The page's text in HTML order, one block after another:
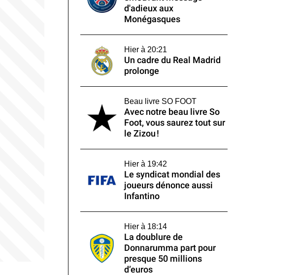
d'adieux aux
Monégasques
Hier à 20:21
Un cadre du Real Madrid
prolonge
Beau livre SO FOOT
Avec notre beau livre So
Foot, vous saurez tout sur
le Zizou !
Hier à 19:42
Le syndicat mondial des
joueurs dénonce aussi
Infantino
Hier à 18:14
La doublure de
Donnarumma part pour
presque 50 millions
d’euros